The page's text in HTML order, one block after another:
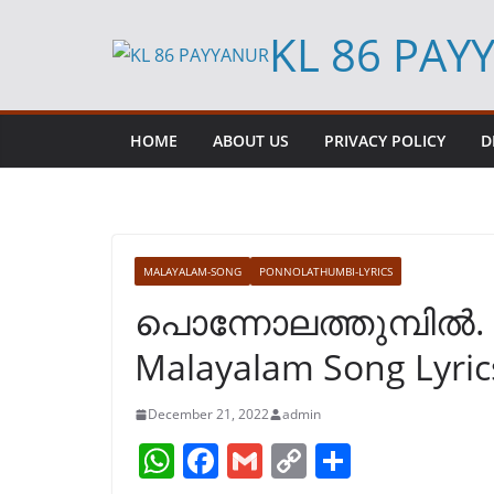
KL 86
HOME ABOUT US PRIVACY POLICY
MALAYALAM-SONG PONNOLATHUMBI-LYRICS
പൊന്നോലത്തുമ്പിൽ. –
Malayalam Song
December 21, 2022 admin
W F G C